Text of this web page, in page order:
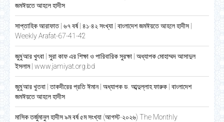
জমঈয়তে আহলে হাদীস
সাপ্তাহিক আরাফাত | ৬৭ বর্ষ | ৪১-৪২ সংখ্যা | বাংলাদেশ জমঈয়তে আহলে হাদীস |
Weekly Arafat-67-41-42
জুমু’আর খুৎবা | সুরা কাফ এর শিক্ষা ও পারিবারিক সুরক্ষা | অধ্যাপক মোহাম্মদ আসাদুল
ইসলাম | www.jamiyat.org.bd
জুমু’আর খুতবা | তাকদীরের প্রতি ঈমান | অধ্যাপক ড. আব্দুল্লাহ ফারুক | বাংলাদেশ
জমঈয়তে আহলে হাদীস
মাসিক তর্জুমানুল হাদীস ৯ম বর্ষ ৫ম সংখ্যা (আগস্ট-২০২৬) The Monthly